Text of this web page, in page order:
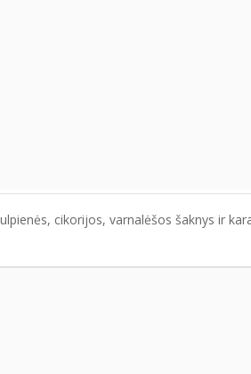
cikorijos, varnalėšos šaknys ir